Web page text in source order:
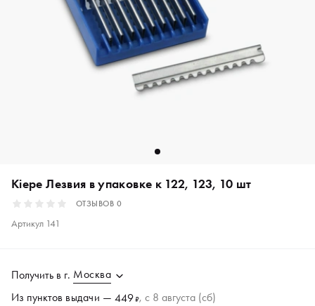
Kiepe Лезвия в упаковке к 122, 123, 10 шт
ОТЗЫВОВ 0
Артикул 141
Получить в г. Москва
Из пунктов выдачи — 449₽, c 8 августа (сб)